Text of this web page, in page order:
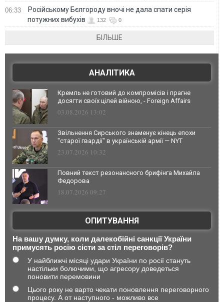
06:33
Російському Бєлгороду вночі не дала спати серія
потужних вибухів
132 0
БІЛЬШЕ
АНАЛІТИКА
Кремль не готовий до компромісів і прагне
досягти своїх цілей війною, - Foreign Affairs
03.08.2026 13:02
Звільнення Сирського знаменує кінець епохи
"старої гвардії" в українській армії — NYT
23.07.2026 10:32
Повний текст резонансного брифінга Михайла
Федорова
18.07.2026 09:27
ОПИТУВАННЯ
На вашу думку, коли далекобійні санкції України
примусять росію сісти за стіл переговорів?
У найближчі місяці удари України по росії стануть
настільки болючими, що агресору доведеться
поновити перемовини
Цього року не варто чекати поновлення переговорного
процесу. А от наступного - можливо все